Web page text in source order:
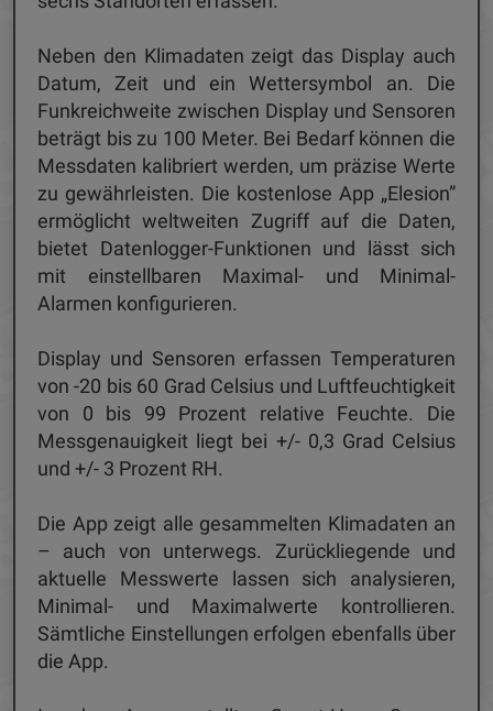
Neben den Klimadaten zeigt das Display auch
Datum, Zeit und ein Wettersymbol an. Die
Funkreichweite zwischen Display und Sensoren
beträgt bis zu 100 Meter. Bei Bedarf können die
Messdaten kalibriert werden, um präzise Werte
zu gewährleisten. Die kostenlose App „Elesion”
ermöglicht weltweiten Zugriff auf die Daten,
bietet Datenlogger-Funktionen und lässt sich
mit einstellbaren Maximal- und Minimal-
Alarmen konfigurieren.
Display und Sensoren erfassen Temperaturen
von -20 bis 60 Grad Celsius und Luftfeuchtigkeit
von 0 bis 99 Prozent relative Feuchte. Die
Messgenauigkeit liegt bei +/- 0,3 Grad Celsius
und +/- 3 Prozent RH.
Die App zeigt alle gesammelten Klimadaten an
– auch von unterwegs. Zurückliegende und
aktuelle Messwerte lassen sich analysieren,
Minimal- und Maximalwerte kontrollieren.
Sämtliche Einstellungen erfolgen ebenfalls über
die App.